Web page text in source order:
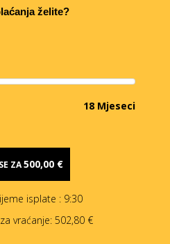
želite?
18 Mjeseci
ZA500,00 €
isplate : 9:30
vraćanje: 502,80 €